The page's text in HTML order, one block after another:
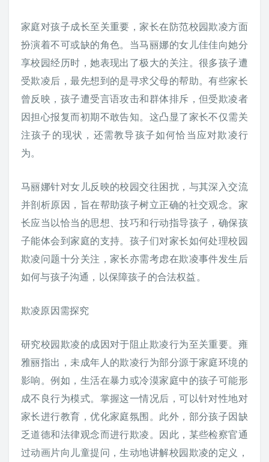
家庭对孩子成长至关重要，家长在防范校园欺凌方面
扮演着不可或缺的角色。当马丽娜的女儿佳佳向她分
享校园经历时，她表现出了极大的关注。很多孩子遭
受欺凌后，最先想到的是寻求父母的帮助。有些家长
曾反映，孩子遭受言语攻击和群体排斥，但受欺凌者
因担心报复而初期不敢告知。这凸显了家长不仅需关
注孩子的现状，还需教导孩子如何恰当应对欺凌行
为。
马丽娜针对女儿反映的校园交往困扰，与其深入交流
并剖析原因，旨在帮助孩子树立正确的社交观念。家
长应当以恰当的思想、技巧和行动指导孩子，确保孩
子能体会到家庭的支持。孩子们对家长如何处理校园
欺凌问题十分关注，家长亦需考虑在欺凌事件发生后
如何与孩子沟通，以保障孩子的合法权益。
欺凌原因需探究
研究校园欺凌的成因对于阻止欺凌行为至关重要。雍
雅丽指出，未成年人的欺凌行为部分源于家庭环境的
影响。例如，生活在暴力或冷漠家庭中的孩子可能形
成不良行为模式。掌握这一情况后，可以针对性地对
家长进行教育，优化家庭氛围。此外，部分孩子因缺
乏道德和法律观念而进行欺凌。因此，某些检察官通
过动画片向儿童提问，生动地讲解校园欺凌的定义，